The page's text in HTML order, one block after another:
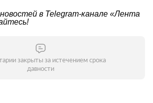
в Telegram-канале «Лента
закрыты за истечением срока
давности